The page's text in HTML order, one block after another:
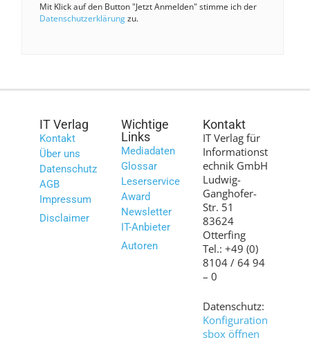
Mit Klick auf den Button "Jetzt Anmelden" stimme ich der
Datenschutzerklärungzu.
IT Verlag
Kontakt
Über uns
Datenschutz
AGB
Impressum
Disclaimer
Wichtige
Links
Mediadaten
Glossar
Leserservice
Award
Newsletter
IT-Anbieter
Autoren
Kontakt
IT Verlag für
Informationst
echnik GmbH
Ludwig-
Ganghofer-
Str. 51
83624
Otterfing
Tel.: +49 (0)
8104 / 64 94
– 0
Datenschutz:
Konfiguration
sbox öffnen